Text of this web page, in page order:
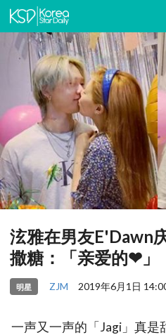
泫雅在男友E'Dawn
撒糖：「亲爱的❤」
明星 ZJM 2019年6月1日
一声又一声的「Jagi」真是